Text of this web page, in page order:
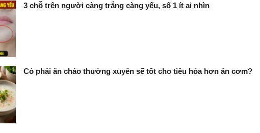
3 chỗ trên người càng trắng càng yếu, số 1 ít ai nhìn
Có phải ăn cháo thường xuyên sẽ tốt cho tiêu hóa hơn ăn cơm?